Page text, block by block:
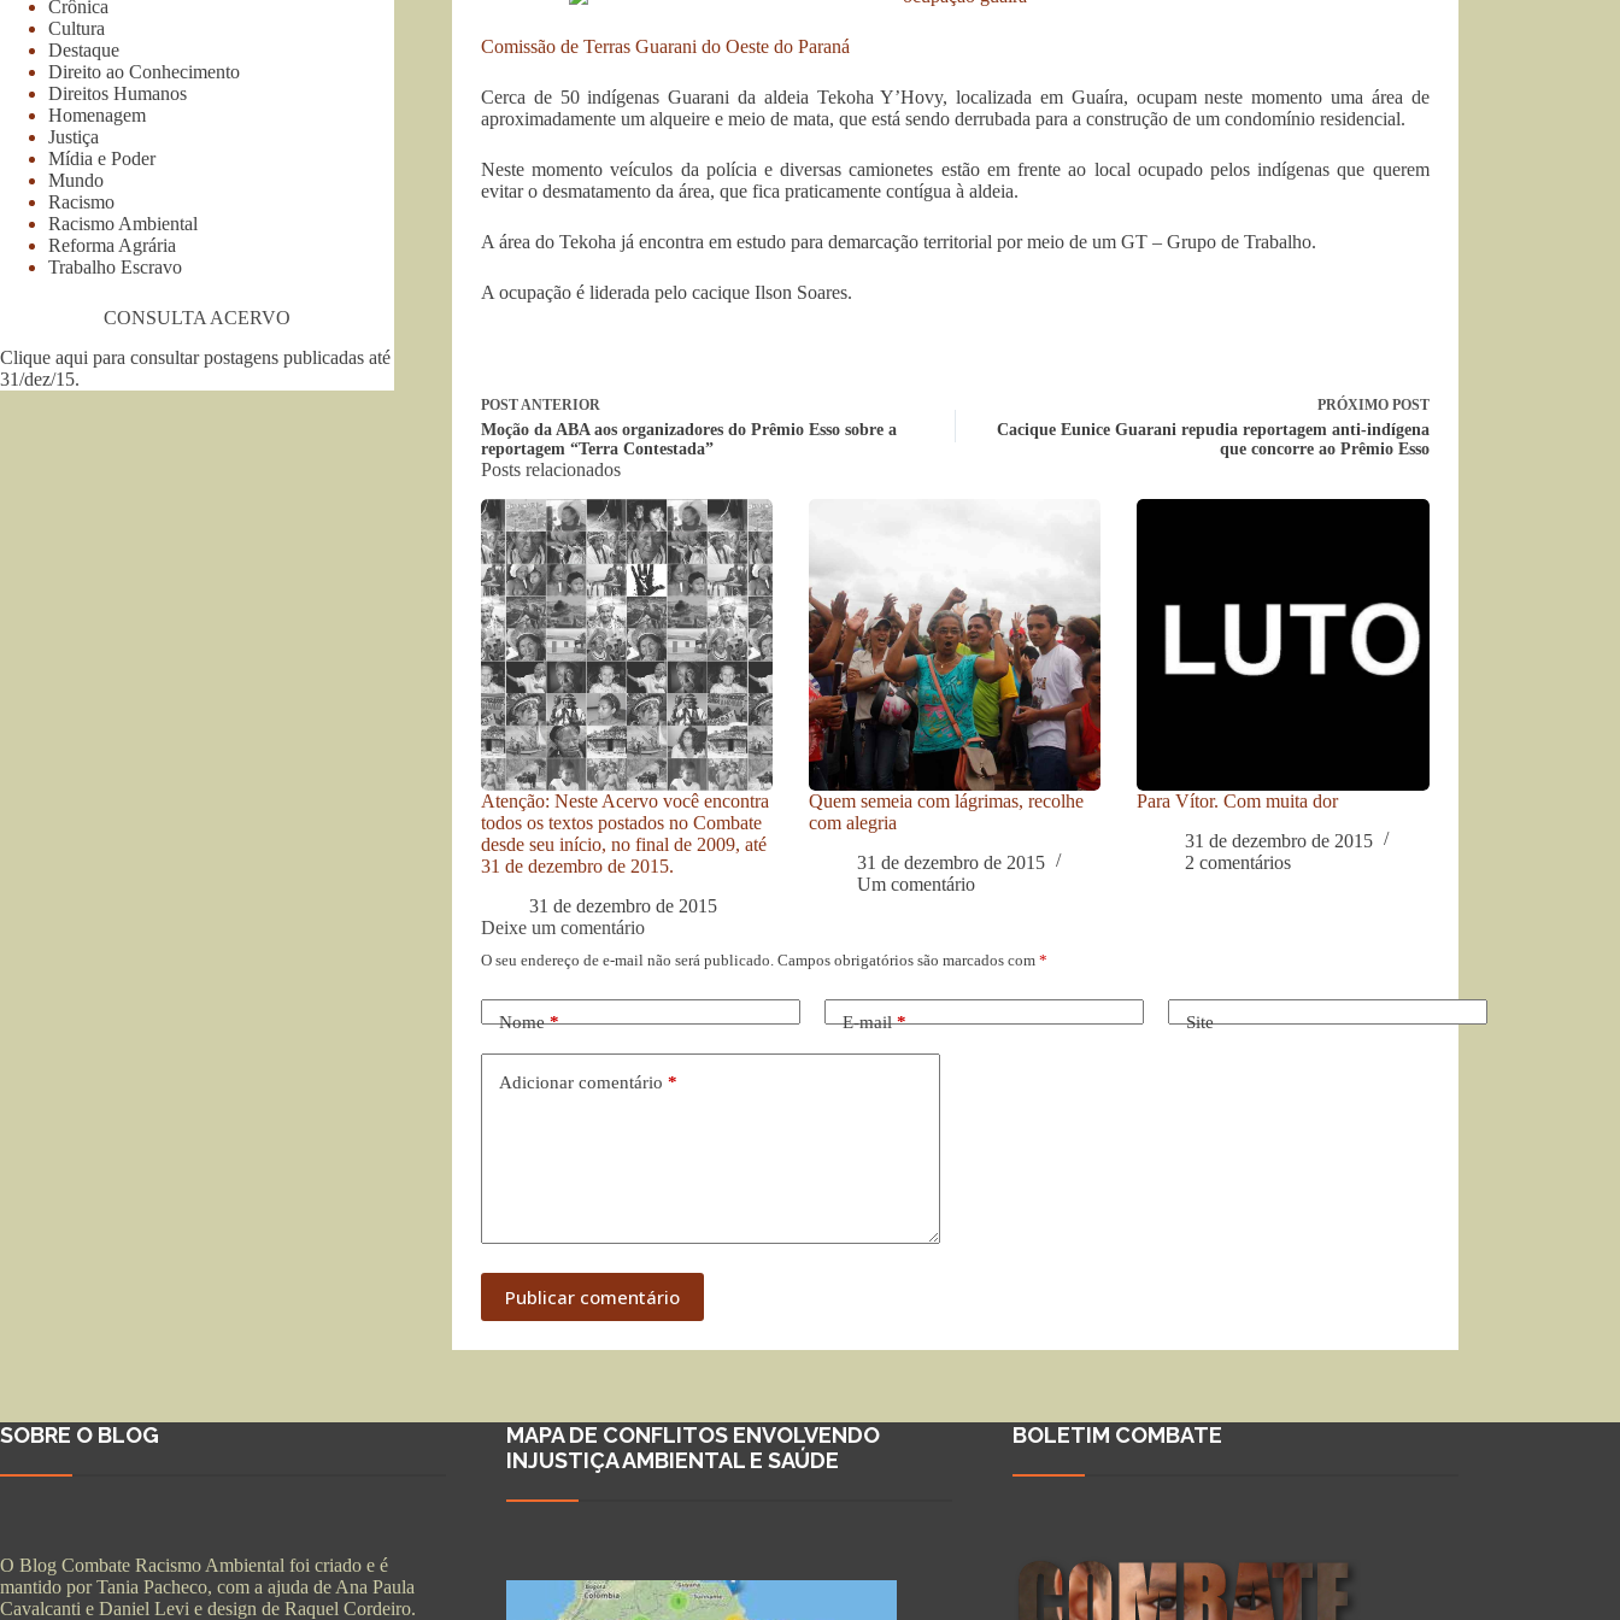
Comissão de Terras Guarani do Oeste do Paraná
Cerca de 50 indígenas Guarani da aldeia Tekoha Y’Hovy, localizada em Guaíra, ocupam neste momento uma área de
aproximadamente um alqueire e meio de mata, que está sendo derrubada para a construção de um condomínio residencial.
Neste momento veículos da polícia e diversas camionetes estão em frente ao local ocupado pelos indígenas que querem
evitar o desmatamento da área, que fica praticamente contígua à aldeia.
A área do Tekoha já encontra em estudo para demarcação territorial por meio de um GT – Grupo de Trabalho.
A ocupação é liderada pelo cacique Ilson Soares.
POSTANTERIOR
Moção da ABA aos organizadores do Prêmio Esso sobre a
reportagem “Terra Contestada”
PRÓXIMO POST
Cacique Eunice Guarani repudia reportagem anti-indígena
que concorre ao Prêmio Esso
Posts relacionados
Atenção: Neste Acervo você encontra
todos os textos postados no Combate
desde seu início, no final de 2009, até
31 de dezembro de 2015.
31 de dezembro de 2015
Quem semeia com lágrimas, recolhe
com alegria
31 de dezembro de 2015
Um comentário
Para Vítor. Com muita dor
31 de dezembro de 2015
2 comentários
Deixe um comentário
O seu endereço de e-mail não será publicado. Campos obrigatórios são marcados com *
Nome* E-mail* Site
Adicionar comentário *
Publicar comentário
Crônica
Cultura
Destaque
Direito ao Conhecimento
Direitos Humanos
Homenagem
Justiça
Mídia e Poder
Mundo
Racismo
Racismo Ambiental
Reforma Agrária
Trabalho Escravo
CONSULTA ACERVO
Clique aqui para consultar postagens publicadas até
31/dez/15.
SOBRE O BLOG
O Blog Combate Racismo Ambiental foi criado e é
mantido por Tania Pacheco, com a ajuda de Ana Paula
Cavalcanti e Daniel Levi e design de Raquel Cordeiro.
MAPA DE CONFLITOS ENVOLVENDO
INJUSTIÇA AMBIENTAL E SAÚDE
BOLETIM COMBATE